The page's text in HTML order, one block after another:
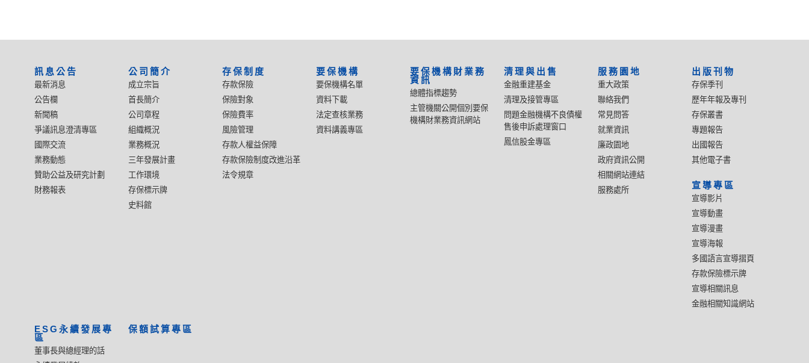
訊息公告
最新消息
公告欄
新聞稿
爭議訊息澄清專區
國際交流
業務動態
贊助公益及研究計劃
財務報表
公司簡介
成立宗旨
首長簡介
公司章程
組織概況
業務概況
三年發展計畫
工作環境
存保標示牌
史料館
存保制度
存款保險
保險對象
保險費率
風險管理
存款人權益保障
存款保險制度改進沿革
法令規章
要保機構
要保機構名單
資料下載
法定查核業務
資料講義專區
要保機構財業務
資訊
總體指標趨勢
主管機關公開個別要保
機構財業務資訊網站
清理與出售
金融重建基金
清理及接管專區
問題金融機構不良債權
售後申訴處理窗口
鳳信股金專區
服務園地
重大政策
聯絡我們
常見問答
就業資訊
廉政園地
政府資訊公開
相關網站連結
服務處所
出版刊物
存保季刊
歷年年報及專刊
存保叢書
專題報告
出國報告
其他電子書
宣導專區
宣導影片
宣導動畫
宣導漫畫
宣導海報
多國語言宣導摺頁
存款保險標示牌
宣導相關訊息
金融相關知識網站
ESG永續發展專
區
董事長與總經理的話
保額試算專區